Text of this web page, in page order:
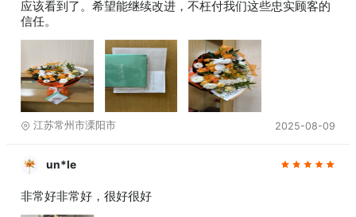
应该看到了。希望能继续改进，不枉付我们这些忠实顾客的
信任。
江苏常州市溧阳市 2025-08-09
un*le
非常好非常好，很好很好